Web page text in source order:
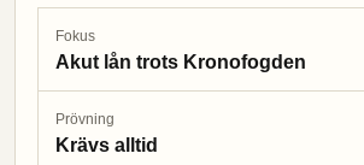
Fokus
Akut lån trots Kronofogden
Prövning
Krävs alltid